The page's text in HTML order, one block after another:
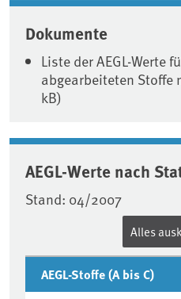
Dokumente
Liste der AEGL-Werte
abgearbeiteten Stoffe
kB)
AEGL-Werte nach
Stand: 04/2007
Alles
AEGL-Stoffe (A bis C)